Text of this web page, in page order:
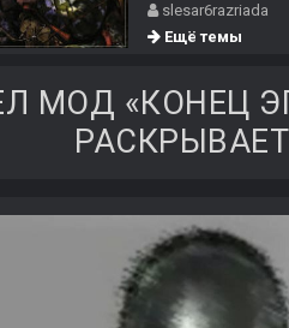
slesar6razriada
Ещё темы
МОД «КОНЕЦ